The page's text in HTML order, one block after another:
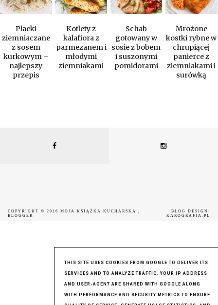
Placki
ziemniaczane
z sosem
kurkowym –
najlepszy
przepis
Kotlety z
kalafiora z
parmezanem i
młodymi
ziemniakami
Schab
gotowany w
sosie z bobem
i suszonymi
pomidorami
Mrożone
kostki rybne w
chrupiącej
panierce z
ziemniakami i
surówką
COPYRIGHT © 2016 MOJA KSIĄŻKA KUCHARSKA ,
BLOGGER
BLOG DESIGN:
KAROGRAFIA.PL
THIS SITE USES COOKIES FROM GOOGLE TO DELIVER ITS
SERVICES AND TO ANALYZE TRAFFIC. YOUR IP ADDRESS
AND USER-AGENT ARE SHARED WITH GOOGLE ALONG
WITH PERFORMANCE AND SECURITY METRICS TO ENSURE